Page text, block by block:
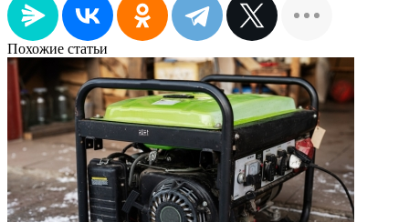
Похожие статьи